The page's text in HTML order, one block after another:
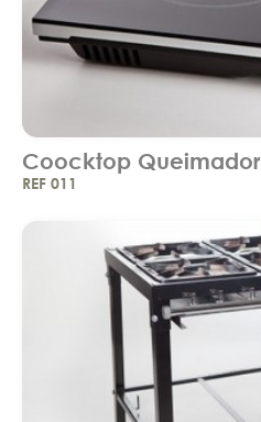
Coocktop Queimador
REF 011